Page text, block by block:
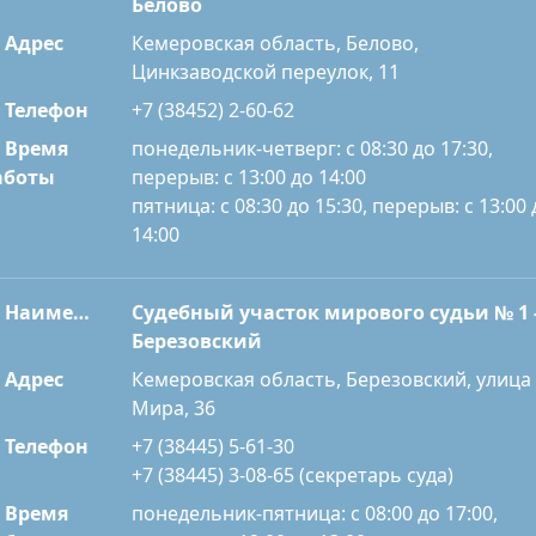
Адрес
Кемеровская область, Белово,
Цинкзаводской переулок, 11
Телефон
+7 (38452) 2-60-62
Время
понедельник-четверг: с 08:30 до 17:30,
перерыв: с 13:00 до 14:00
пятница: с 08:30 до 15:30, перерыв: с 13:00
14:00
Наименование
Судебный участок мирового судьи № 1
Березовский
Адрес
Кемеровская область, Березовский, улица
Мира, 36
Телефон
+7 (38445) 5-61-30
+7 (38445) 3-08-65 (секретарь суда)
Время
понедельник-пятница: с 08:00 до 17:00,